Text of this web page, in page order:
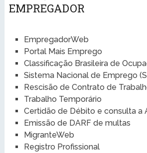
EMPREGADOR
EmpregadorWeb
Portal Mais Emprego
Classificação Brasileira de
Sistema Nacional de Emprego
Rescisão de Contrato de
Trabalho Temporário
Certidão de Débito e consulta a
Emissão de DARF de multas
MigranteWeb
Registro Profissional